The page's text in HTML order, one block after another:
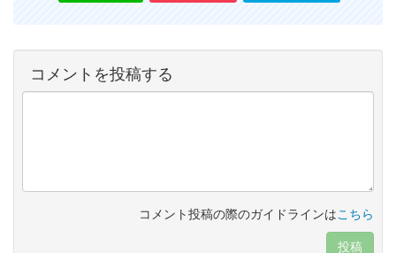
コメントを投稿する
コメント投稿の際のガイドラインはこちら
投稿